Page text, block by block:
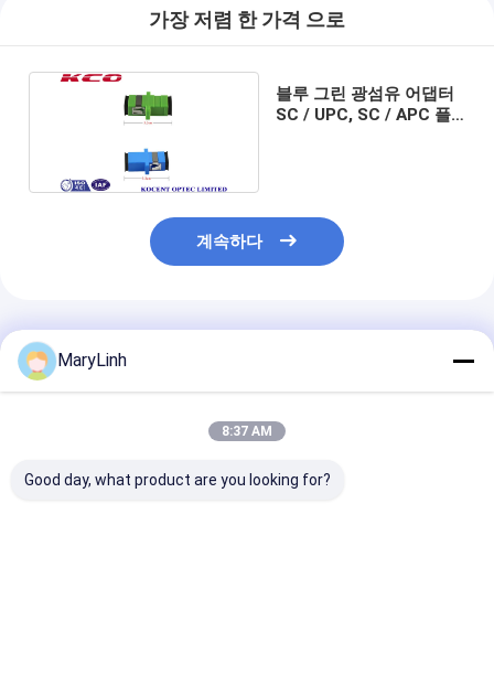
가장 저렴 한 가격 으로
블루 그린 광섬유 어댑터
SC / UPC, SC / APC 플
계속하다
추천된 제품
MaryLinh
8:37 AM
Good day, what product are you looking for?